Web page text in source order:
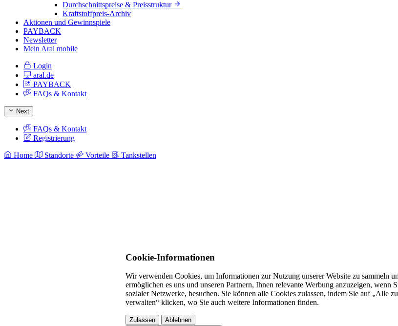
Durchschnittspreise & Preisstruktur
Kraftstoffpreis-Archiv
Aktionen und Gewinnspiele
PAYBACK
Newsletter
Mein Aral mobile
Login
aral.de
PAYBACK
FAQs & Kontakt
Next
FAQs & Kontakt
Registrierung
Home Standorte Vorteile Tankstellen
Cookie-Informationen
Wir verwenden Cookies, um Informationen zur Nutzung unserer Website zu sammeln
ermöglichen es uns und unseren Partnern, Ihnen relevante Werbung anzuzeigen,
sozialer Netzwerke, besuchen. Sie können alle Cookies zulassen, indem Sie auf „Alle
verwalten“ klicken, wo Sie auch weitere Informationen finden.
Zulassen
Ablehnen